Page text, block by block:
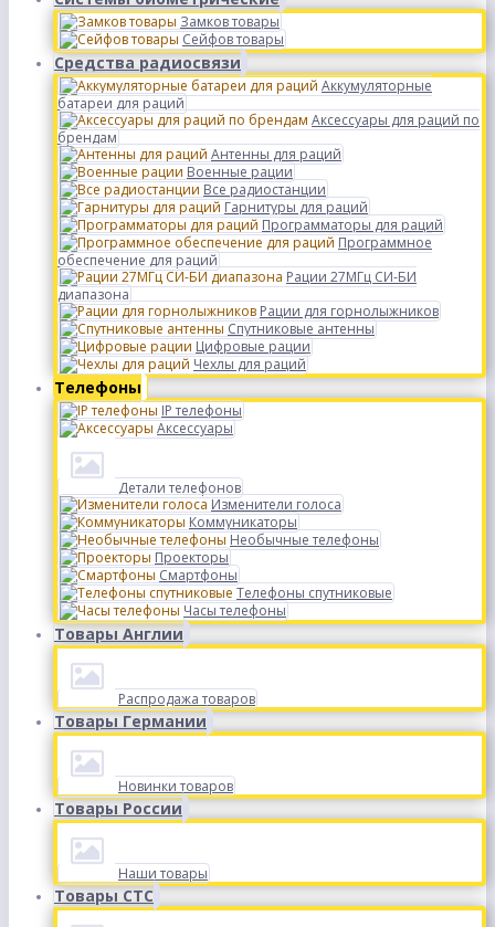
Замков товары
Сейфов товары
Средства радиосвязи
Аккумуляторные
батареи для раций
Аксессуары для раций по
брендам
Антенны для раций
Военные рации
Все радиостанции
Гарнитуры для раций
Программаторы для раций
Программное
обеспечение для раций
Рации 27МГц СИ-БИ
диапазона
Рации для горнолыжников
Спутниковые антенны
Цифровые рации
Чехлы для раций
Телефоны
IP телефоны
Аксессуары
Детали телефонов
Изменители голоса
Коммуникаторы
Необычные телефоны
Проекторы
Смартфоны
Телефоны спутниковые
Часы телефоны
Товары Англии
Распродажа товаров
Товары Германии
Новинки товаров
Товары России
Наши товары
Товары СТС